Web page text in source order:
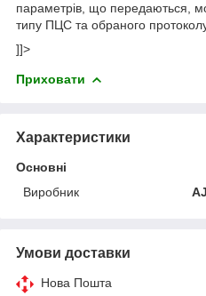
параметрів, що передаються,
типу ПЦС та обраного протоколу
]]>
Приховати
Характеристики
Основні
Виробник
Умови доставки
Нова Пошта